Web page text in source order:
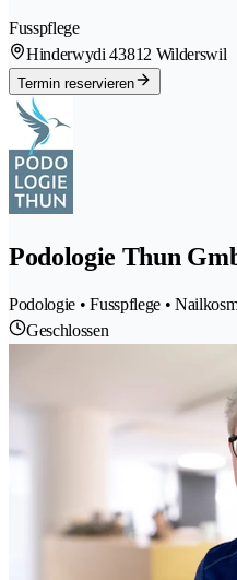
Fusspflege
Hinderwydi 43812 Wilderswil
Termin reservieren
Podologie Thun
Podologie • Fusspflege •
Geschlossen